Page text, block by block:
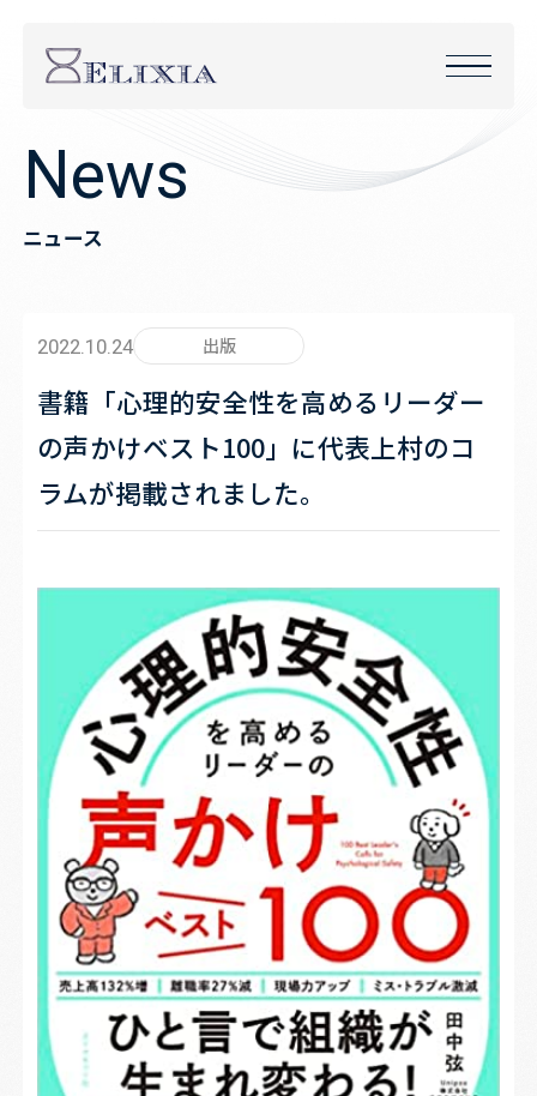
News
ニュース
2022.10.24 出版
書籍「心理的安全性を高めるリーダー
の声かけベスト100」に代表上村のコ
ラムが掲載されました。